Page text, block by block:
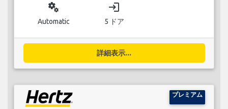
miscellaneous_services
Automatic
login
5 ドア
詳細表示...
プレミアム